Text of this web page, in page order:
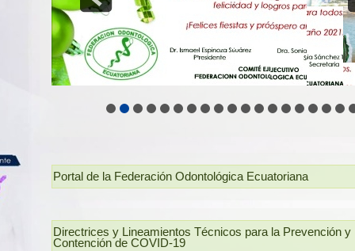
Portal de la Federación Odontológica Ecuatoriana
Directrices y Lineamientos Técnicos para la Prevención y
Contención de COVID-19